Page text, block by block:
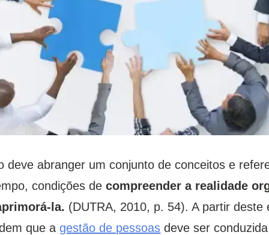
deve abranger um conjunto de conceitos e
condições decompreender a realidade
la. (DUTRA, 2010, p. 54). A partir deste
que agestão de pessoas deve ser